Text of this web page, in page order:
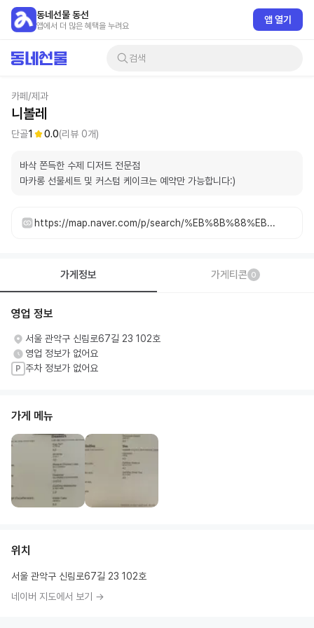
동네선물 동선
앱에서 더 많은 혜택을 누려요
앱 열기
검색
카페/제과
니볼레
단골1 0.0(리뷰 0개)
바삭 쫀득한 수제 디저트 전문점
마카롱 선물세트 및 커스텀 케이크는 예약만 가능합니다:)
https://map.naver.com/p/search/%EB%8B%88%EB%B3%BC%EB%A0%88/place/2034192925
가게정보 가게티콘 0
영업 정보
서울 관악구 신림로67길 23 102호
영업 정보가 없어요
P 주차 정보가 없어요
가게 메뉴
위치
서울 관악구 신림로67길 23 102호
네이버 지도에서 보기 →